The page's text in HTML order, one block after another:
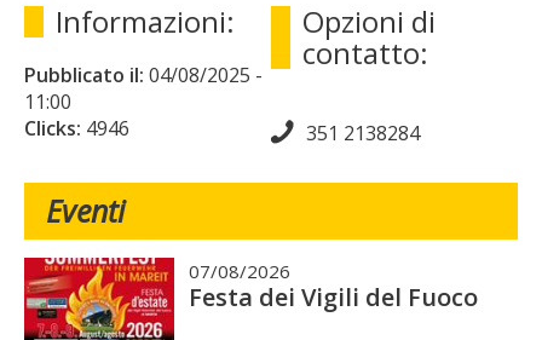
Informazioni:
Pubblicato il: 04/08/2025 -
11:00
Clicks: 4946
Opzioni di
contatto:
351 2138284
Eventi
07/08/2026
Festa dei Vigili del Fuoco